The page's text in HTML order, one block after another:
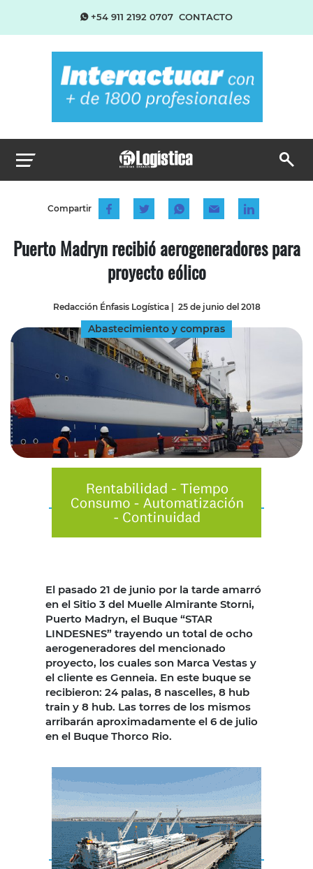
+54 911 2192 0707 CONTACTO
Compartir
Puerto Madryn recibió aerogeneradores para
proyecto eólico
Redacción Énfasis Logística| 25 de junio del 2018
Abastecimiento y compras
El pasado 21 de junio por la tarde amarró
en el Sitio 3 del Muelle Almirante Storni,
Puerto Madryn, el Buque “STAR
LINDESNES” trayendo un total de ocho
aerogeneradores del mencionado
proyecto, los cuales son Marca Vestas y
el cliente es Genneia. En este buque se
recibieron: 24 palas, 8 nascelles, 8 hub
train y 8 hub. Las torres de los mismos
arribarán aproximadamente el 6 de julio
en el Buque Thorco Rio.